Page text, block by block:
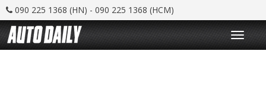
090 225 1368 (HN) - 090 225 1368 (HCM)
T
o
g